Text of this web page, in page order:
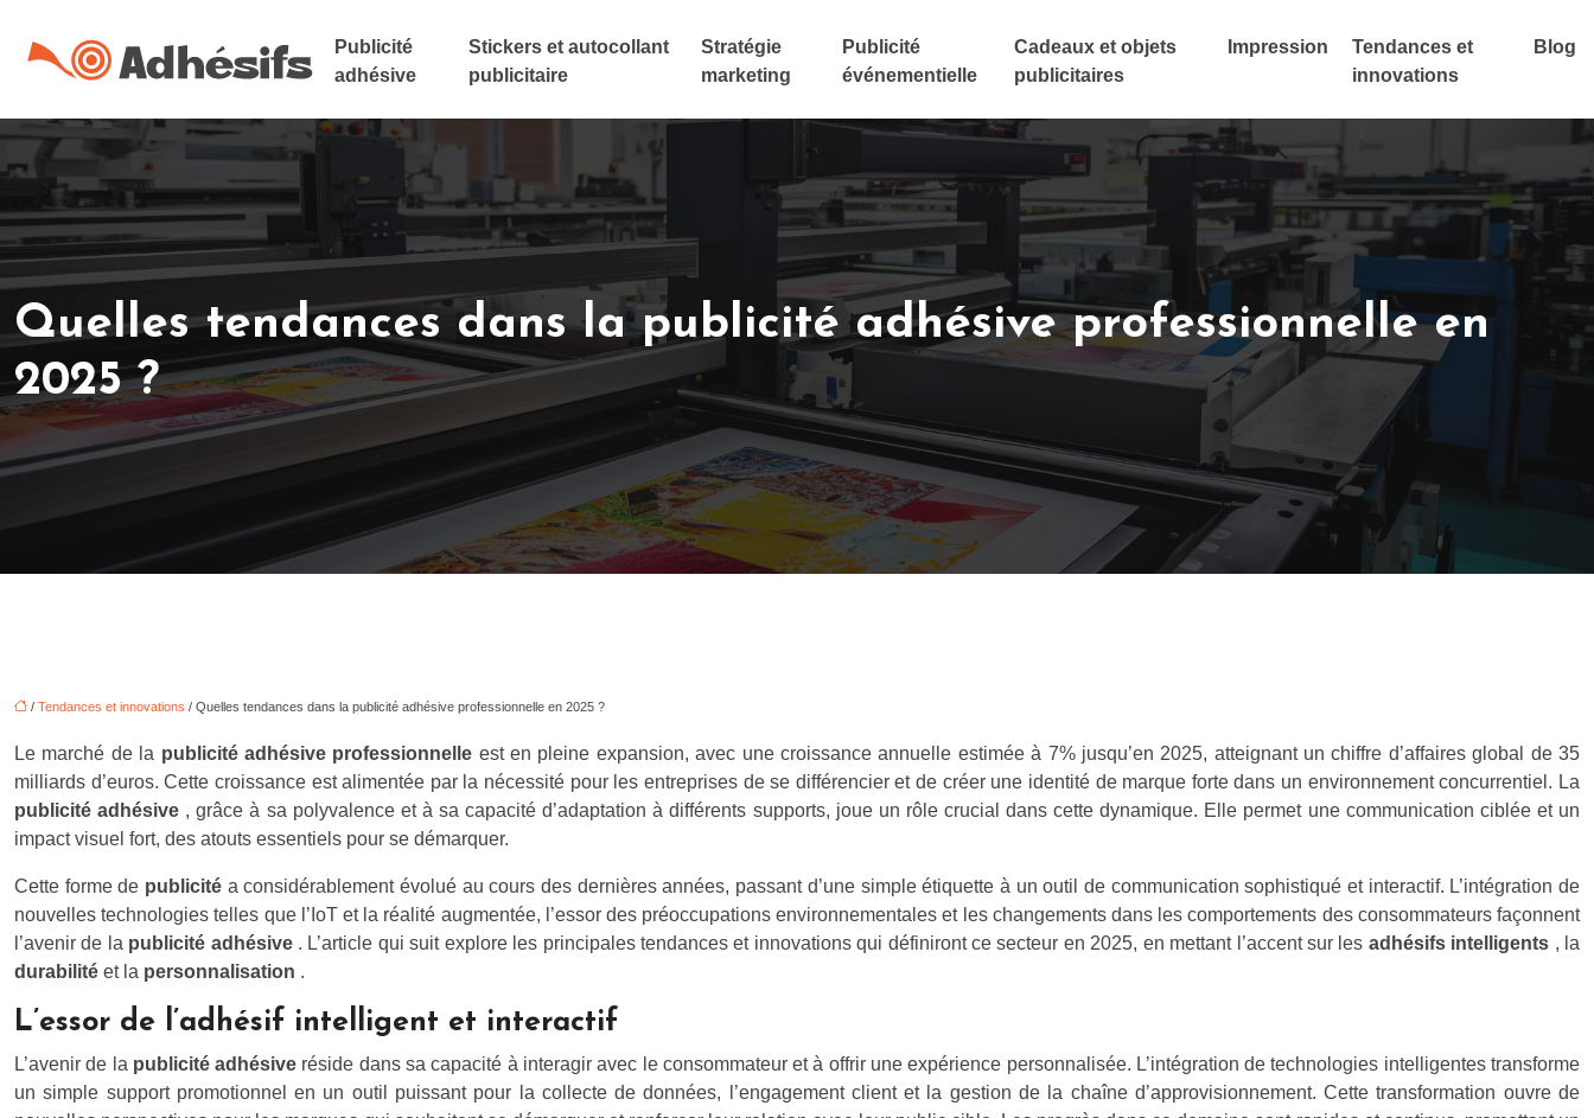
Publicité
adhésive
Stickers et autocollant
publicitaire
Stratégie
marketing
Publicité
événementielle
Cadeaux et objets
publicitaires
Impression
Tendances et
innovations
Blog
Quelles tendances dans la publicité adhésive professionnelle en
2025 ?
/ Tendances et innovations / Quelles tendances dans la publicité adhésive professionnelle en 2025 ?
Le marché de la publicité adhésive professionnelle est en pleine expansion, avec une croissance annuelle estimée à 7% jusqu’en 2025, atteignant un chiffre d’affaires global de 35
milliards d’euros. Cette croissance est alimentée par la nécessité pour les entreprises de se différencier et de créer une identité de marque forte dans un environnement concurrentiel. La
publicité adhésive , grâce à sa polyvalence et à sa capacité d’adaptation à différents supports, joue un rôle crucial dans cette dynamique. Elle permet une communication ciblée et un
impact visuel fort, des atouts essentiels pour se démarquer.
Cette forme de publicité a considérablement évolué au cours des dernières années, passant d’une simple étiquette à un outil de communication sophistiqué et interactif. L’intégration de
nouvelles technologies telles que l’IoT et la réalité augmentée, l’essor des préoccupations environnementales et les changements dans les comportements des consommateurs façonnent
l’avenir de la publicité adhésive . L’article qui suit explore les principales tendances et innovations qui définiront ce secteur en 2025, en mettant l’accent sur les adhésifs intelligents , la
durabilité et la personnalisation .
L’essor de l’adhésif intelligent et interactif
L’avenir de la publicité adhésive réside dans sa capacité à interagir avec le consommateur et à offrir une expérience personnalisée. L’intégration de technologies intelligentes transforme
un simple support promotionnel en un outil puissant pour la collecte de données, l’engagement client et la gestion de la chaîne d’approvisionnement. Cette transformation ouvre de